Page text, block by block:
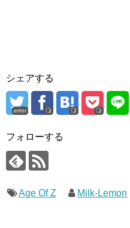
シェアする
error
フォローする
Age Of Z Milk-Lemon